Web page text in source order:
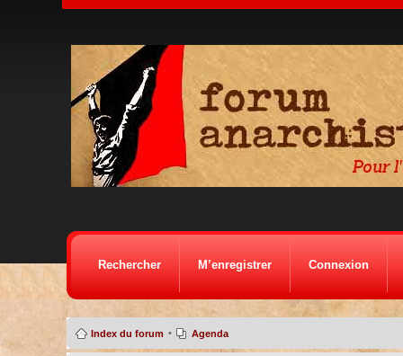
Rechercher M’enregistrer Connexion
Index du forum • Agenda